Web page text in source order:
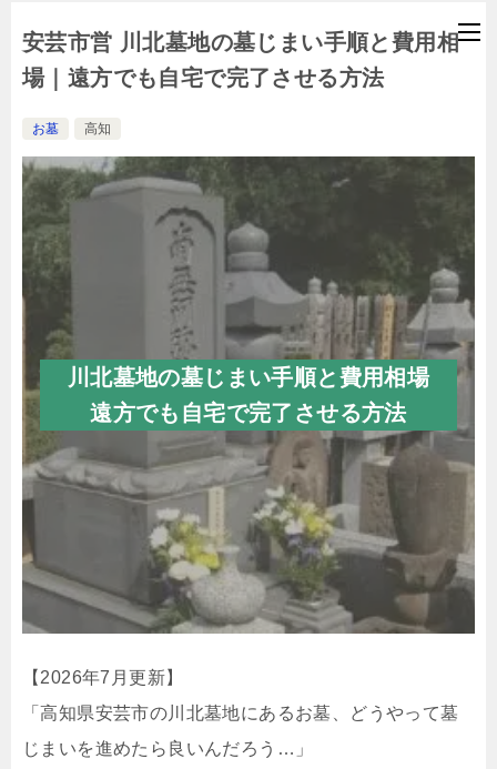
安芸市営 川北墓地の墓じまい手順と費用相
場｜遠方でも自宅で完了させる方法
お墓 高知
川北墓地の墓じまい手順と費用相場
遠方でも自宅で完了させる方法
【2026年7月更新】
「高知県安芸市の川北墓地にあるお墓、どうやって墓
じまいを進めたら良いんだろう…」